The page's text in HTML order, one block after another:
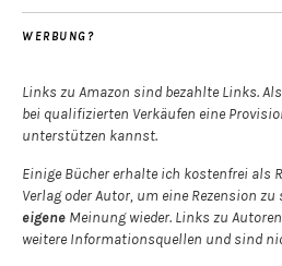
WERBUNG?
Links zu Amazon sind bezahlte Links.
bei qualifizierten Verkäufen eine
unterstützen kannst.
Einige Bücher erhalte ich kostenfrei als
Verlag oder Autor, um eine Rezension
eigene Meinung wieder. Links zu
weitere Informationsquellen und sind